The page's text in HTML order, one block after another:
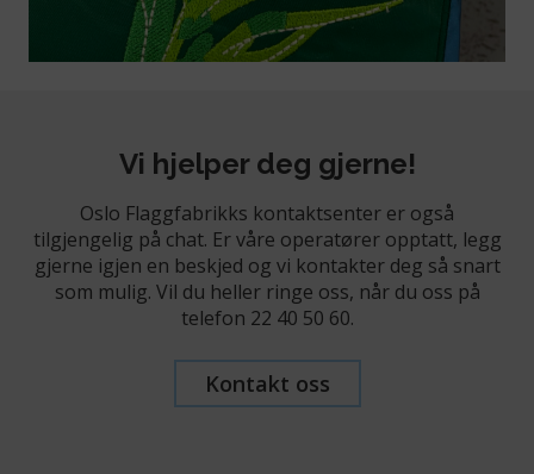
Vi hjelper deg gjerne!
Oslo Flaggfabrikks kontaktsenter er også
tilgjengelig på chat. Er våre operatører opptatt, legg
gjerne igjen en beskjed og vi kontakter deg så snart
som mulig. Vil du heller ringe oss, når du oss på
telefon 22 40 50 60.
Kontakt oss